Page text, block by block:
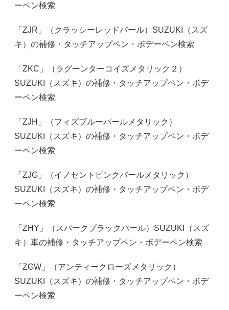
ーペン検索
「ZJR」（クラッシーレッドパール）SUZUKI（スズ
キ）の補修・タッチアップペン・ボデーペン検索
「ZKC」（ラグーンターコイズメタリック２）
SUZUKI（スズキ）の補修・タッチアップペン・ボデ
ーペン検索
「ZJH」（フィズブルーパールメタリック）
SUZUKI（スズキ）の補修・タッチアップペン・ボデ
ーペン検索
「ZJG」（イノセントピンクパールメタリック）
SUZUKI（スズキ）の補修・タッチアップペン・ボデ
ーペン検索
「ZHY」（スパークブラックパール）SUZUKI（スズ
キ）車の補修・タッチアップペン・ボデーペン検索
「ZGW」（アンティークローズメタリック）
SUZUKI（スズキ）の補修・タッチアップペン・ボデ
ーペン検索